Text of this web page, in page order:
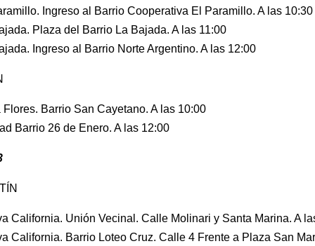
Ingreso al Barrio Cooperativa El Paramillo. A las 10:30
Plaza del Barrio La Bajada. A las 11:00
Ingreso al Barrio Norte Argentino. A las 12:00
Flores. Barrio San Cayetano. A las 10:00
Barrio 26 de Enero. A las 12:00
California. Unión Vecinal. Calle Molinari y Santa Marina. A
California. Barrio Loteo Cruz. Calle 4 Frente a Plaza San